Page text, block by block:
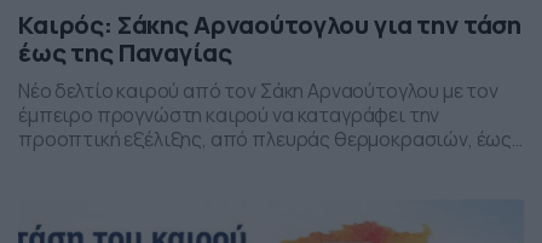
Καιρός: Σάκης Αρναούτογλου για την τάση
έως της Παναγίας
Νέο δελτίο καιρού από τον Σάκη Αρναούτογλου με τον
έμπειρο προγνώστη καιρού να καταγράφει την
προοπτική εξέλιξης, από πλευράς θερμοκρασιών, έως